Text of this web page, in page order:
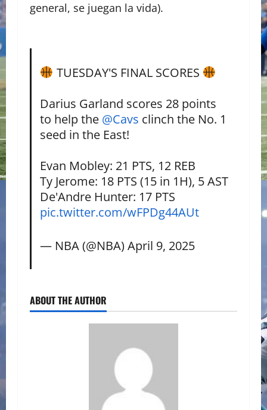
general, se juegan la vida).
TUESDAY'S FINAL SCORES
Darius Garland scores 28 points
to help the @Cavs clinch the No. 1
seed in the East!
Evan Mobley: 21 PTS, 12 REB
Ty Jerome: 18 PTS (15 in 1H), 5 AST
De'Andre Hunter: 17 PTS
pic.twitter.com/wFPDg44AUt
— NBA (@NBA) April 9, 2025
ABOUT THE AUTHOR